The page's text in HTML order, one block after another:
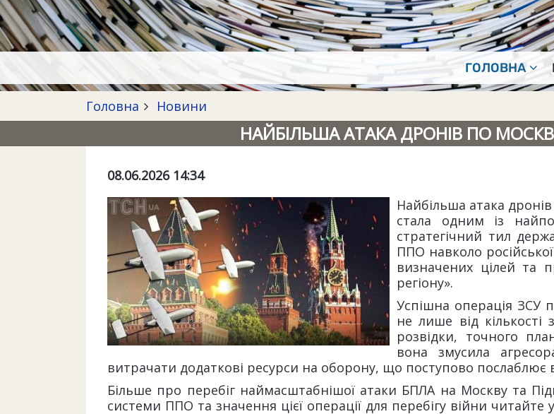
ГОЛОВНА
Головна Новини
НАЙБІЛЬША АТАКА ДРОНІВ ПО
08.06.2026 14:34
Найбільша атака
стала одним із
стратегічний тил
ППО навколо
визначених цілей та
регіону».
Успішна операція ЗСУ
не лише від кількості
розвідки, точного
вона змусила
витрачати додаткові ресурси на оборону, що поступово послаблює
Більше про перебіг наймасштабнішої атаки БПЛА на Москву та
системи ППО та значення цієї операції для перебігу війни читайте